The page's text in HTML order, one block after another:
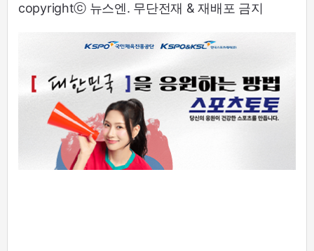
copyrightⓒ 뉴스엔. 무단전재 & 재배포 금지